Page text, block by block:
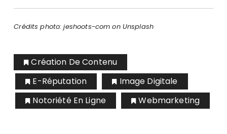
Crédits photo: jeshoots-com on Unsplash
Création De Contenu
E-Réputation
Image Digitale
Notoriété En Ligne
Webmarketing